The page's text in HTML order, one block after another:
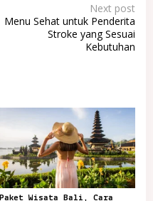
Next post
Menu Sehat untuk Penderita
Stroke yang Sesuai
Kebutuhan
Paket Wisata Bali, Cara